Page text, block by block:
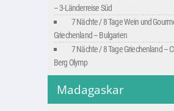
– 3-Länderreise Süd
7 Nächte / 8 Tage Wein und
Griechenland – Bulgarien
7 Nächte / 8 Tage Griechenland –
Berg Olymp
Madagaskar